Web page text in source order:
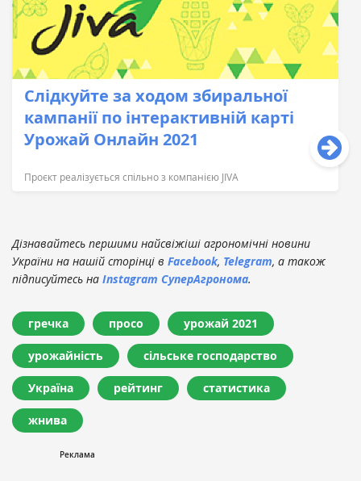
Слідкуйте за ходом збиральної
кампанії по інтерактивній карті
Урожай Онлайн 2021
Проєкт реалізується спільно з компанією JIVA
Дізнавайтесь першими найсвіжіші агрономічні новини
України на нашій сторінці в Facebook, Telegram, а також
підписуйтесь на Instagram СуперАгронома.
гречка просо урожай 2021
урожайність сільське господарство
Україна рейтинг статистика
жнива